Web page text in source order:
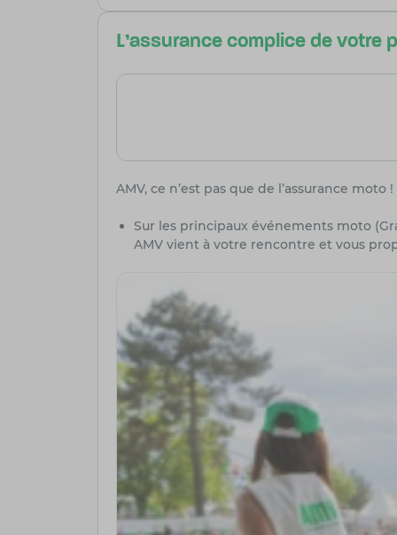
L'assurance complice de votre
AMV, ce n’est pas que de l’assurance
Sur les principaux événements moto
AMV vient à votre rencontre et vous